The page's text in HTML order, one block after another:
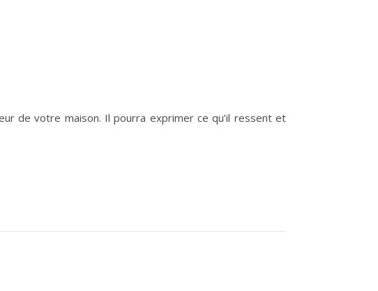
de votre maison. Il pourra exprimer ce qu’il ressent et